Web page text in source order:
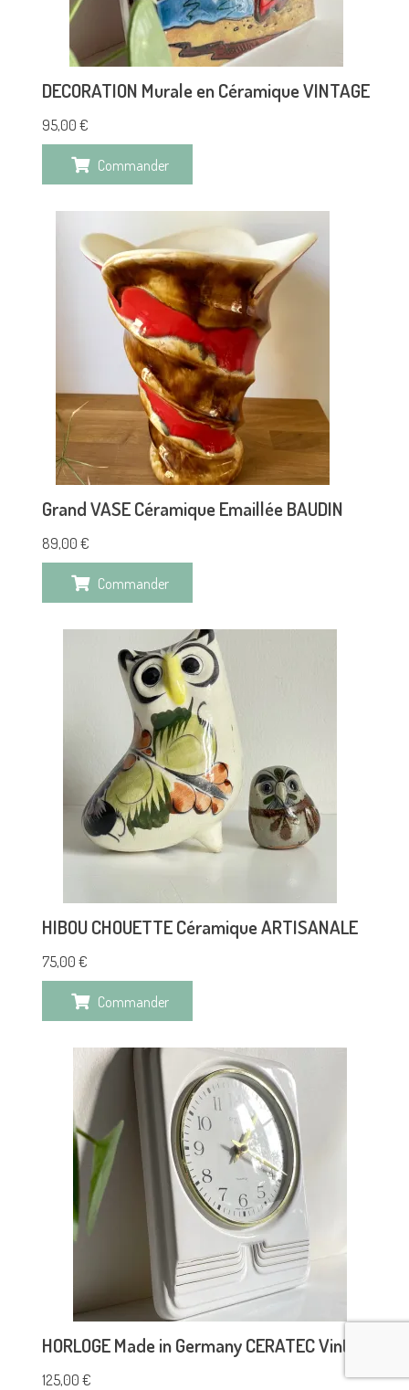
DECORATION Murale en Céramique VINTAGE
95,00 €
Commander
Grand VASE Céramique Emaillée BAUDIN
89,00 €
Commander
HIBOU CHOUETTE Céramique ARTISANALE
75,00 €
Commander
HORLOGE Made in Germany CERATEC Vintage
125,00 €